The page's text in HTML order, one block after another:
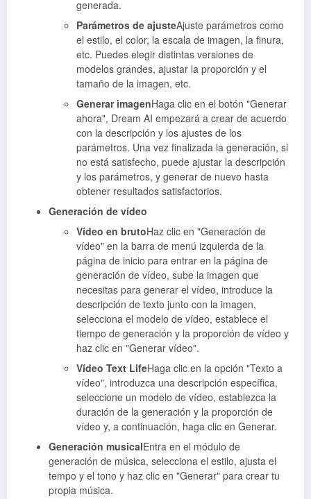
generada.
Parámetros de ajusteAjuste parámetros como
el estilo, el color, la escala de imagen, la finura,
etc. Puedes elegir distintas versiones de
modelos grandes, ajustar la proporción y el
tamaño de la imagen, etc.
Generar imagenHaga clic en el botón "Generar
ahora", Dream AI empezará a crear de acuerdo
con la descripción y los ajustes de los
parámetros. Una vez finalizada la generación, si
no está satisfecho, puede ajustar la descripción
y los parámetros, y generar de nuevo hasta
obtener resultados satisfactorios.
Generación de vídeo
Vídeo en brutoHaz clic en "Generación de
vídeo" en la barra de menú izquierda de la
página de inicio para entrar en la página de
generación de vídeo, sube la imagen que
necesitas para generar el vídeo, introduce la
descripción de texto junto con la imagen,
selecciona el modelo de vídeo, establece el
tiempo de generación y la proporción de vídeo y
haz clic en "Generar vídeo".
Vídeo Text LifeHaga clic en la opción "Texto a
vídeo", introduzca una descripción específica,
seleccione un modelo de vídeo, establezca la
duración de la generación y la proporción de
vídeo y, a continuación, haga clic en Generar.
Generación musicalEntra en el módulo de
generación de música, selecciona el estilo, ajusta el
tempo y el tono y haz clic en "Generar" para crear tu
propia música.